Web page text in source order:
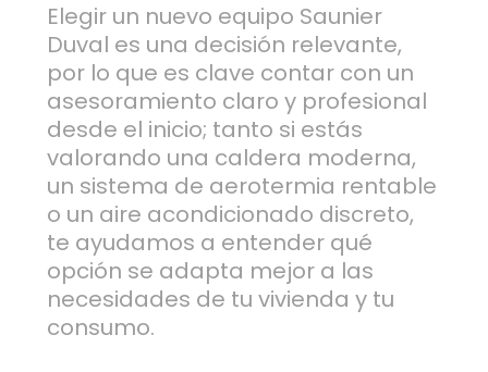
Elegir un nuevo equipo Saunier
Duval es una decisión relevante,
por lo que es clave contar con un
asesoramiento claro y profesional
desde el inicio; tanto si estás
valorando una caldera moderna,
un sistema de aerotermia rentable
o un aire acondicionado discreto,
te ayudamos a entender qué
opción se adapta mejor a las
necesidades de tu vivienda y tu
consumo.